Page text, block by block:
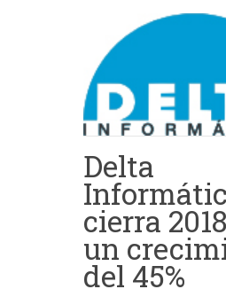
Delta
cierra
un
del 45%